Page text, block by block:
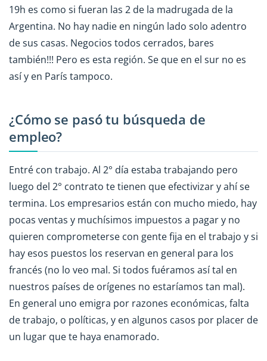
19h es como si fueran las 2 de la madrugada de la
Argentina. No hay nadie en ningún lado solo adentro
de sus casas. Negocios todos cerrados, bares
también!!! Pero es esta región. Se que en el sur no es
así y en París tampoco.
¿Cómo se pasó tu búsqueda de
empleo?
Entré con trabajo. Al 2° día estaba trabajando pero
luego del 2° contrato te tienen que efectivizar y ahí se
termina. Los empresarios están con mucho miedo, hay
pocas ventas y muchísimos impuestos a pagar y no
quieren comprometerse con gente fija en el trabajo y si
hay esos puestos los reservan en general para los
francés (no lo veo mal. Si todos fuéramos así tal en
nuestros países de orígenes no estaríamos tan mal).
En general uno emigra por razones económicas, falta
de trabajo, o políticas, y en algunos casos por placer de
un lugar que te haya enamorado.